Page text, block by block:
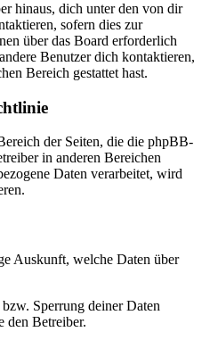
hinaus, dich unter den von dir
sofern dies zur
über das Board erforderlich
Benutzer dich kontaktieren,
Bereich gestattet hast.
der Seiten, die die phpBB-
in anderen Bereichen
Daten verarbeitet, wird
Auskunft, welche Daten über
Sperrung deiner Daten
den Betreiber.